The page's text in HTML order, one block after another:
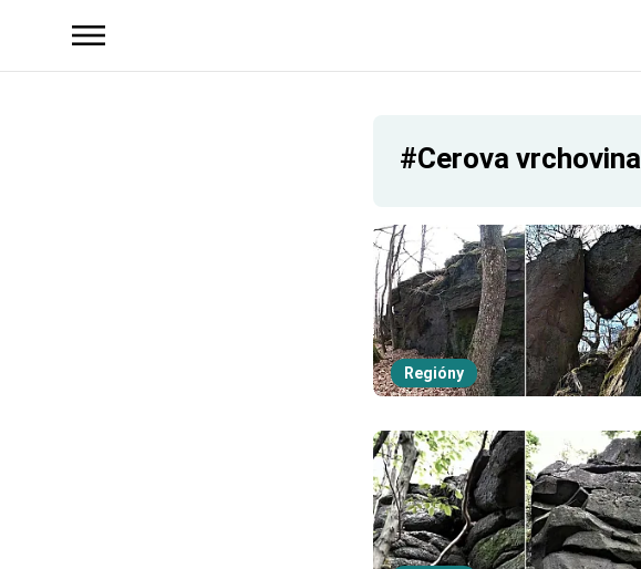
#Cerova vrchovina
Regióny